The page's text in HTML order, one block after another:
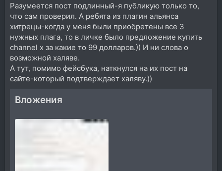
Разумеется пост подлинный-я публикую только то,
что сам проверил. А ребята из плагин альянса
хитрецы-когда у меня были приобретены все 3
нужных плага, то в личке было предложение купить
channel x за какие то 99 долларов.)) И ни слова о
возможной халяве.
А тут, помимо фейсбука, наткнулся на их пост на
сайте-который подтверждает халяву.))
Вложения